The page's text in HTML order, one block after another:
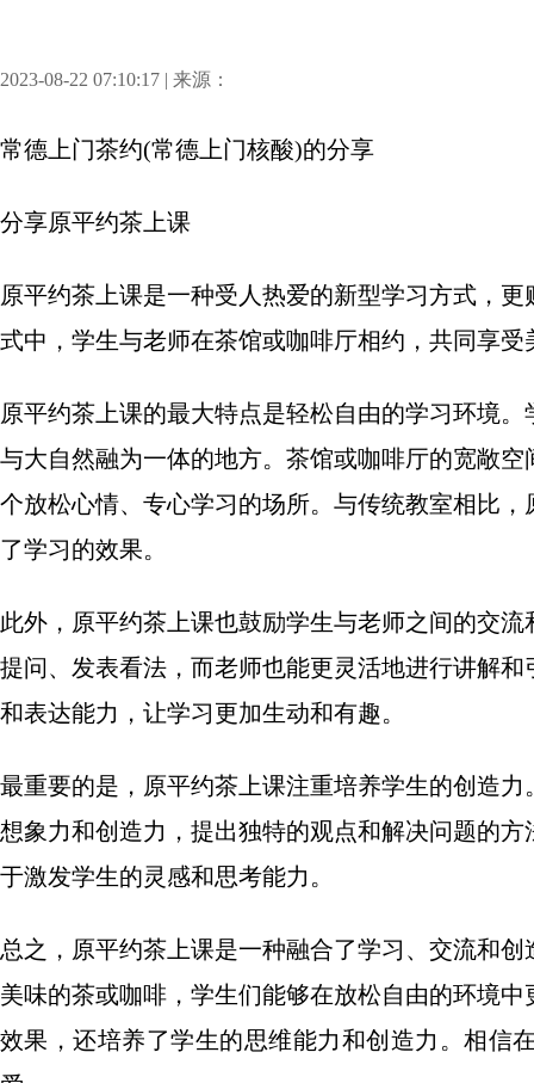
2023-08-22 07:10:17 | 来源：
常德上门茶约(常德上门核酸)的分享
分享原平约茶上课
原平约茶上课是一种受人热爱的新型学习方式，
式中，学生与老师在茶馆或咖啡厅相约，共同享
原平约茶上课的最大特点是轻松自由的学习环境
与大自然融为一体的地方。茶馆或咖啡厅的宽敞
个放松心情、专心学习的场所。与传统教室相比
了学习的效果。
此外，原平约茶上课也鼓励学生与老师之间的交
提问、发表看法，而老师也能更灵活地进行讲解
和表达能力，让学习更加生动和有趣。
最重要的是，原平约茶上课注重培养学生的创造
想象力和创造力，提出独特的观点和解决问题的
于激发学生的灵感和思考能力。
总之，原平约茶上课是一种融合了学习、交流和
美味的茶或咖啡，学生们能够在放松自由的环境
效果，还培养了学生的思维能力和创造力。相信